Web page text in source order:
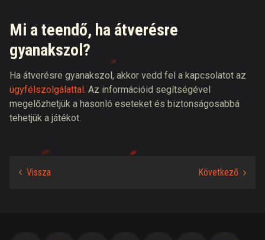
Mi a teendő, ha átverésre
gyanakszol?
Ha átverésre gyanakszol, akkor vedd fel a kapcsolatot az
ügyfélszolgálattal. Az információid segítségével
megelőzhetjük a hasonló eseteket és biztonságosabbá
tehetjük a játékot.